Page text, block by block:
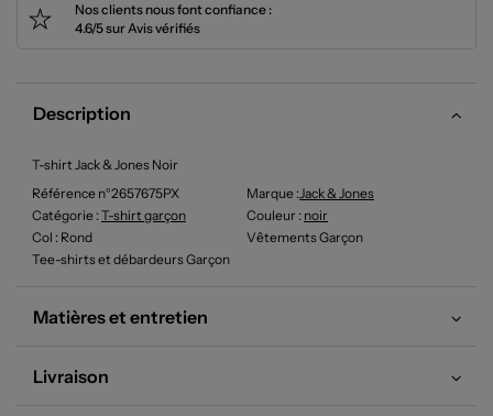
Nos clients nous font confiance :
4.6/5 sur Avis vérifiés
Description
T-shirt Jack & Jones Noir
Référence n°2657675PX
Marque :Jack & Jones
Catégorie : T-shirt garçon Couleur : noir
Col : Rond
Vêtements Garçon
Tee-shirts et débardeurs Garçon
Matières et entretien
Livraison